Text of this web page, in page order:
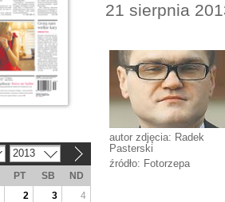
21 sierpnia
autor zdjęcia: Radek
Pasterski
źródło: Fotorzepa
2013
PT SB
ND
2 3
4